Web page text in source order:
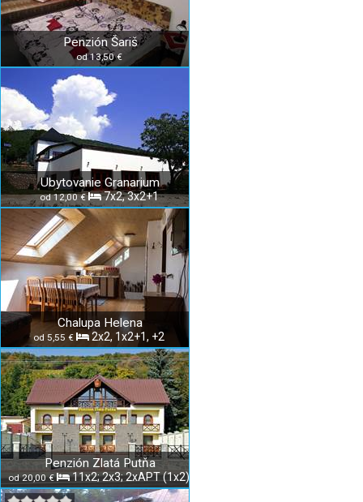
Penzión Šariš
od 13,50 €
Ubytovanie Granarium
od 12,00 € 7x2, 3x2+1
Chalupa Helena
od 5,55 € 2x2, 1x2+1, +2
Penzión Zlatá Putňa
od 20,00 € 11x2; 2x3; 2xAPT (1x2)